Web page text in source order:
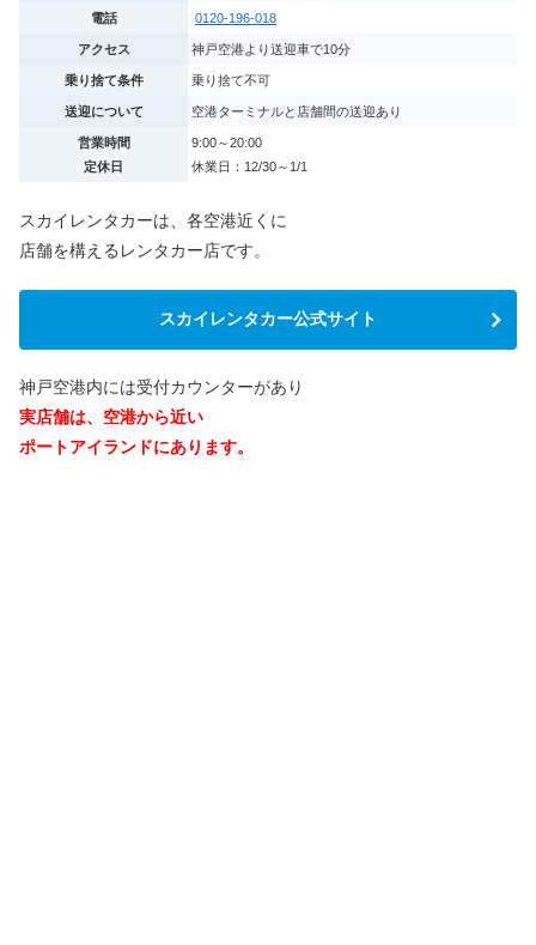
電話 0120-196-018
アクセス 神戸空港より送迎車で10分
乗り捨て条件 乗り捨て不可
送迎について 空港ターミナルと店舗間の送迎あり
営業時間
定休日
9:00～20:00
休業日：12/30～1/1
スカイレンタカーは、各空港近くに
店舗を構えるレンタカー店です。
スカイレンタカー公式サイト
神戸空港内には受付カウンターがあり
実店舗は、空港から近い
ポートアイランドにあります。